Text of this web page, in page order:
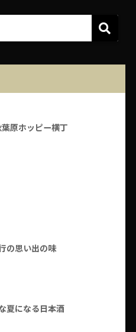
葉原ホッピー横丁
の思い出の味
夏になる日本酒